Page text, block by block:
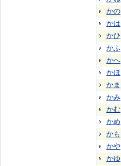
かの
かは
かひ
かふ
かへ
かほ
かま
かみ
かむ
かめ
かも
かや
かゆ